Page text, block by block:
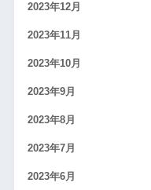
2023年12月
2023年11月
2023年10月
2023年9月
2023年8月
2023年7月
2023年6月